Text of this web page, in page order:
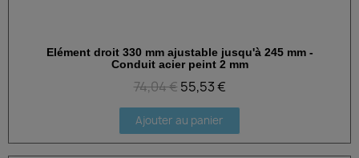
Aperçu rapide
Elément droit 330 mm ajustable jusqu'à 245 mm -
Conduit acier peint 2 mm
74,04 € 55,53 €
Ajouter au panier